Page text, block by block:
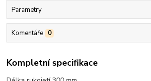
Parametry
Komentáře 0
Kompletní specifikace